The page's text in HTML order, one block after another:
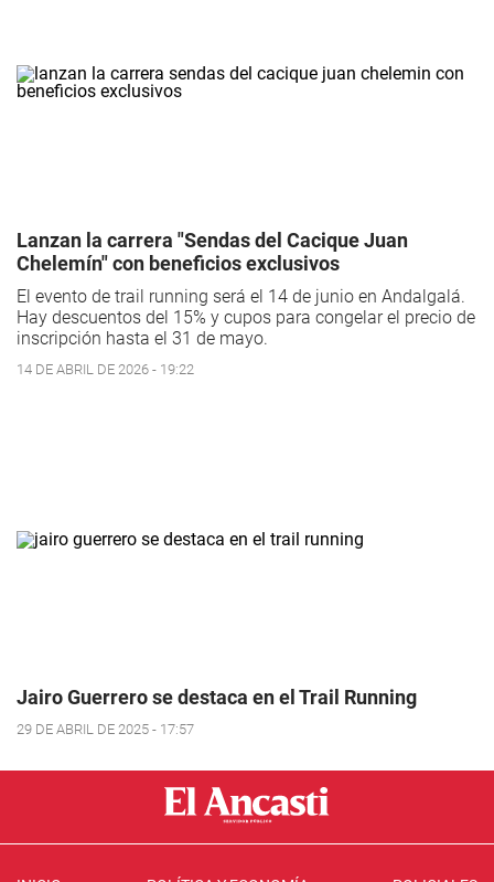
Lanzan la carrera "Sendas del Cacique Juan
Chelemín" con beneficios exclusivos
El evento de trail running será el 14 de junio en Andalgalá.
Hay descuentos del 15% y cupos para congelar el precio de
inscripción hasta el 31 de mayo.
14 DE ABRIL DE 2026 - 19:22
Jairo Guerrero se destaca en el Trail Running
29 DE ABRIL DE 2025 - 17:57